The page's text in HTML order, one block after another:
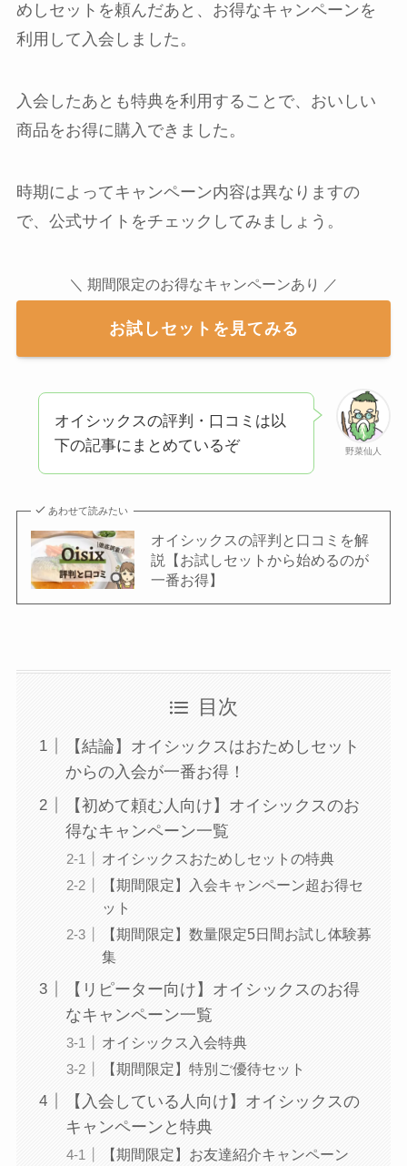
めしセットを頼んだあと、お得なキャンペーンを
利用して入会しました。
入会したあとも特典を利用することで、おいしい
商品をお得に購入できました。
時期によってキャンペーン内容は異なりますの
で、公式サイトをチェックしてみましょう。
＼ 期間限定のお得なキャンペーンあり ／
お試しセットを見てみる
野菜仙人
オイシックスの評判・口コミは以
下の記事にまとめているぞ
あわせて読みたい
オイシックスの評判と口コミを解
説【お試しセットから始めるのが
一番お得】
目次
【結論】オイシックスはおためしセット
からの入会が一番お得！
【初めて頼む人向け】オイシックスのお
得なキャンペーン一覧
オイシックスおためしセットの特典
【期間限定】入会キャンペーン超お得セ
ット
【期間限定】数量限定5日間お試し体験募
集
【リピーター向け】オイシックスのお得
なキャンペーン一覧
オイシックス入会特典
【期間限定】特別ご優待セット
【入会している人向け】オイシックスの
キャンペーンと特典
【期間限定】お友達紹介キャンペーン